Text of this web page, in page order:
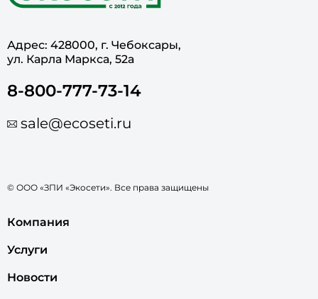
Адрес: 428000, г. Чебоксары,
ул. Карла Маркса, 52а
8-800-777-73-14
sale@ecoseti.ru
© ООО «ЗПИ «Экосети». Все права защищены
Компания
Услуги
Новости